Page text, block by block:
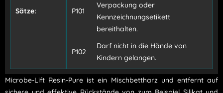
Sätze: P101
Verpackung oder
Kennzeichnungsetikett
bereithalten.
P102
Darf nicht in die Hände von
Kindern gelangen.
Microbe-Lift Resin-Pure ist ein Mischbettharz und entfernt auf